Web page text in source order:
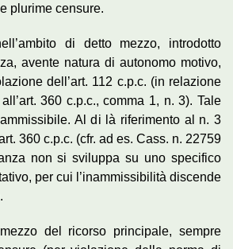
plurime censure.
di detto mezzo, introdotto
avente natura di autonomo motivo,
dell’art. 112 c.p.c. (in relazione
360 c.p.c., comma 1, n. 3). Tale
Al di là riferimento al n. 3
360 c.p.c. (cfr. ad es. Cass. n. 22759
non si sviluppa su uno specifico
per cui l’inammissibilità discende
del ricorso principale, sempre